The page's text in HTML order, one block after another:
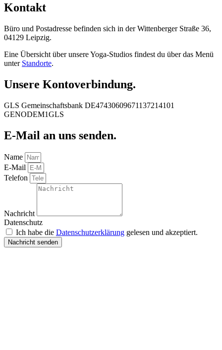
Kontakt
Büro und Postadresse befinden sich in der Wittenberger Straße 36,
04129 Leipzig.
Eine Übersicht über unsere Yoga-Studios findest du über das Menü
unter Standorte.
Unsere Kontoverbindung.
GLS Gemeinschaftsbank DE47430609671137214101
GENODEM1GLS
E-Mail an uns senden.
Name
E-Mail
Telefon
Nachricht
Datenschutz
Ich habe die Datenschutzerklärung gelesen und akzeptiert.
Nachricht senden